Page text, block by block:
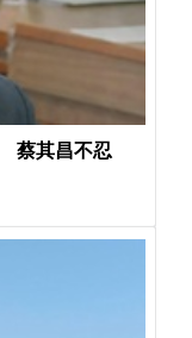
蔡其昌不忍